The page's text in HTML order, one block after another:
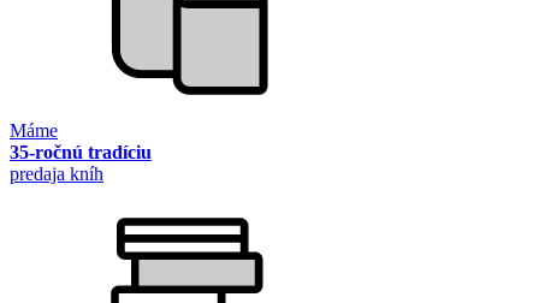
Máme
35-ročnú tradíciu
predaja kníh